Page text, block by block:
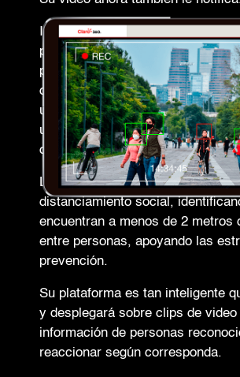
Identifique comportamientos
plataforma le notificará sobre la
personas dentro del rango visual
cámaras, realizando una captura
un marcador sobre el rostro de
utilizando correctamente el
cualquier otro elemento de
Los analíticos cuentan con la
distanciamiento social,
encuentran a menos de 2 metros
entre personas, apoyando las
prevención.
Su plataforma es tan inteligente
y desplegará sobre clips de
información de personas
reaccionar según corresponda.